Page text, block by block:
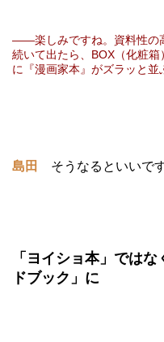
――楽しみですね。資料性の
続いて出たら、BOX（化粧
に『漫画家本』がズラッと並
島田 そうなるといいで
「ヨイショ本」では
ドブック」に